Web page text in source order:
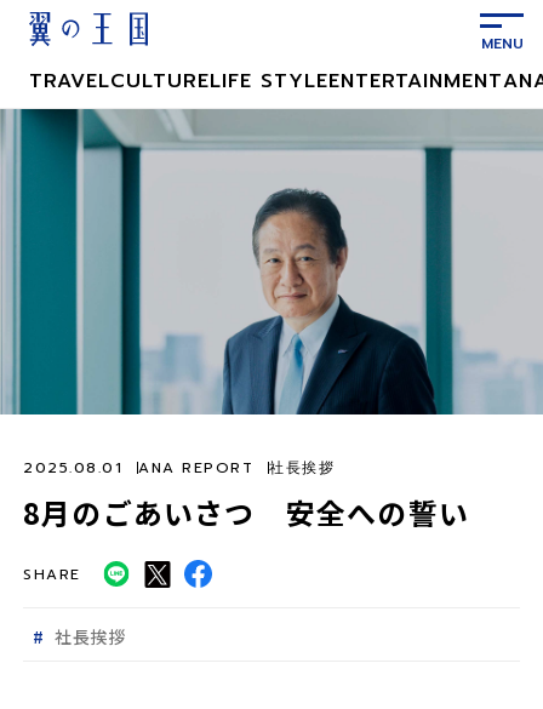
TRAVELCULTURELIFE STYLEENTERTAINMENT
8月のごあいさつ 安全への誓い
2025.08.01 ANA REPORT 社長挨拶
SHARE
社長挨拶